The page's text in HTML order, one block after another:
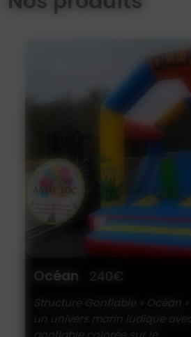
Océan 240€
Structure Gonflable « Océan
un univers marin ludique